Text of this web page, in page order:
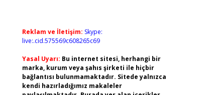
Reklam ve İletişim: Skype:
live:.cid.575569c608265c69
Yasal Uyarı: Bu internet sitesi, herhangi bir
marka, kurum veya şahıs şirketi ile hiçbir
bağlantısı bulunmamaktadır. Sitede yalnızca
kendi hazırladığımız makaleler